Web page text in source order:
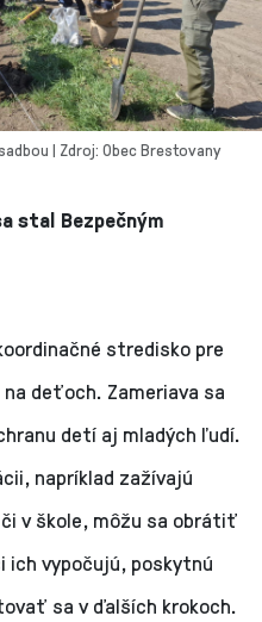
| Zdroj: Obec Brestovany
stal Bezpečným
stredisko pre
deťoch. Zameriava sa
detí aj mladých ľudí.
napríklad zažívajú
v škole, môžu sa obrátiť
ich vypočujú, poskytnú
sa v ďalších krokoch.